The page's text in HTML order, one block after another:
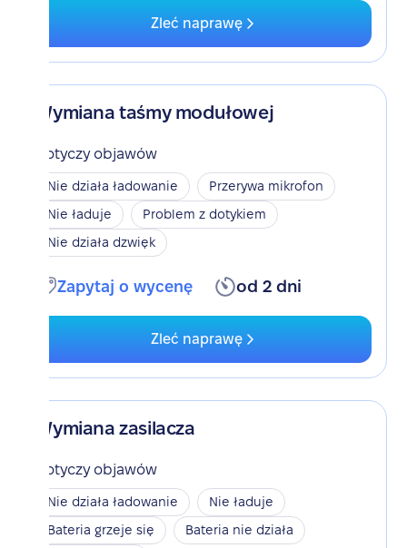
Zleć naprawę
Wymiana taśmy modułowej
Dotyczy objawów
Nie działa ładowanie
Przerywa mikrofon
Nie ładuje
Problem z dotykiem
Nie działa dzwięk
Zapytaj o wycenę od 2 dni
Zleć naprawę
Wymiana zasilacza
Dotyczy objawów
Nie działa ładowanie
Nie ładuje
Bateria grzeje się
Bateria nie działa